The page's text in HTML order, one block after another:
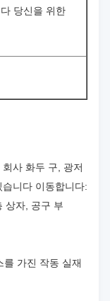
당신을 위한
사 화두 구, 광저
니다 이동합니다:
상자, 공구 부
가진 작동 실재